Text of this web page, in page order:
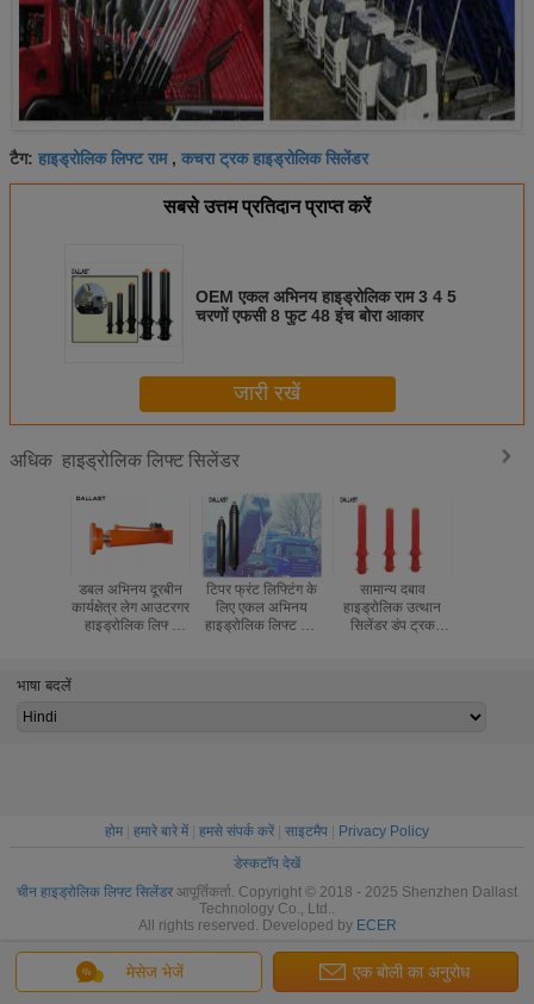
टैग: हाइड्रोलिक लिफ्ट राम, कचरा ट्रक हाइड्रोलिक सिलेंडर
सबसे उत्तम प्रतिदान प्राप्त करें
OEM एकल अभिनय हाइड्रोलिक राम 3 4 5
चरणों एफसी 8 फुट 48 इंच बोरा आकार
जारी रखें
अधिक हाइड्रोलिक लिफ्ट सिलेंडर
डबल अभिनय दूरबीन
कार्यक्षेत्र लेग आउटरगर
हाइड्रोलिक लिफ्ट
टिपर फ्रंट लिफ्टिंग के
लिए एकल अभिनय
हाइड्रोलिक लिफ्ट राम
सामान्य दबाव
हाइड्रोलिक उत्थान
सिलेंडर डंप ट्रक
मेसेज भेजें एक बोली का अनुरोध
भाषा बदलें
होम हमारे बारे में हमसे संपर्क करें साइटमैप
Privacy Policy
डेस्कटॉप देखें
चीन हाइड्रोलिक लिफ्ट सिलेंडर आपूर्तिकर्ता. Copyright © 2018 - 2025 Shenzhen Dallast
Technology Co., Ltd..
All rights reserved. Developed by ECER